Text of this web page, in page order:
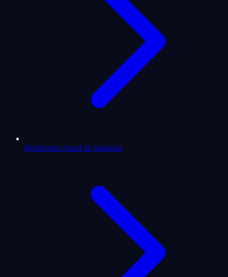
Horóscopo Anual de Aquarius